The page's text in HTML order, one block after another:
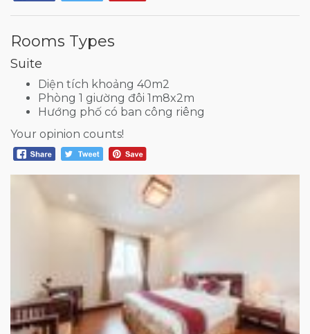
Rooms Types
Suite
Diện tích khoảng 40m2
Phòng 1 giường đôi 1m8x2m
Hướng phố có ban công riêng
Your opinion counts!